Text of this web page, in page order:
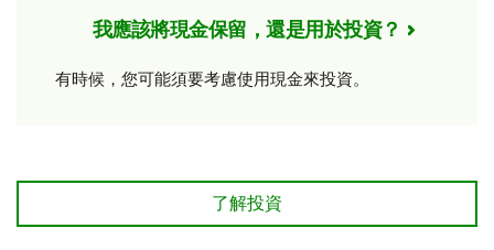
我應該將現金保留，還是用於投資？
有時候，您可能須要考慮使用現金來投資。
了解投資